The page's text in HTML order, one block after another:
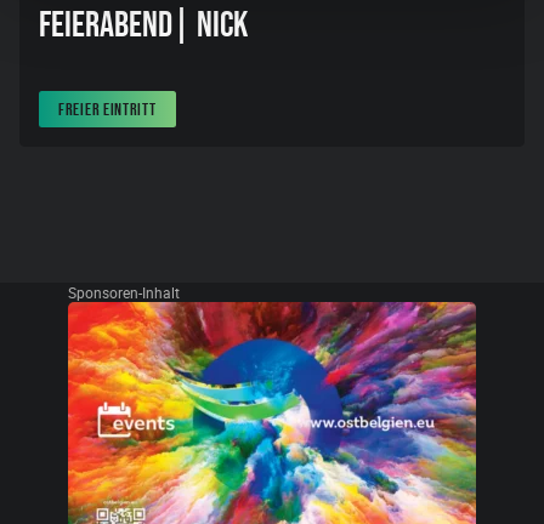
FEIERABEND| NICK
FREIER EINTRITT
Sponsoren-Inhalt